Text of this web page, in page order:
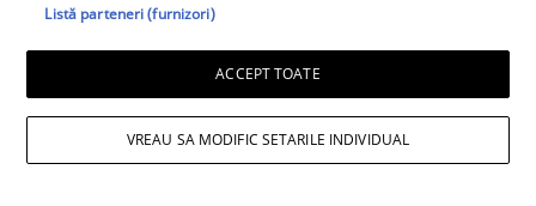
Un vecin instruit poate salva o
viață. Vezi despre ce e vorba
Listă parteneri (furnizori)
ACCEPT TOATE
VREAU SA MODIFIC SETARILE INDIVIDUAL